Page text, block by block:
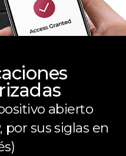
abierto
por sus siglas en